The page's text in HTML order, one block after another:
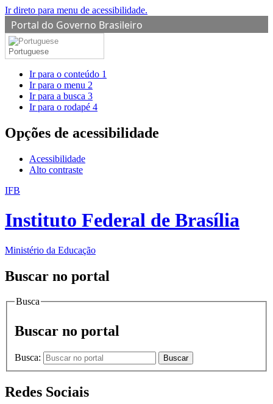
Ir direto para menu de acessibilidade.
Portal do Governo Brasileiro
Portuguese
Ir para o conteúdo 1
Ir para o menu 2
Ir para a busca 3
Ir para o rodapé 4
Opções de acessibilidade
Acessibilidade
Alto contraste
IFB
Instituto Federal de Brasília
Ministério da Educação
Buscar no portal
Busca
Buscar no portal
Busca: Buscar
Redes Sociais